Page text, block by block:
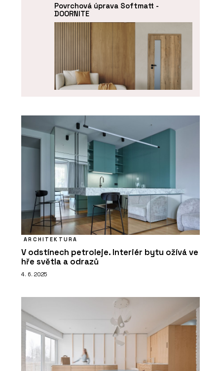
Povrchová úprava Softmatt -
DOORNITE
O FIRMĚ
DOORNITE
PRODUKTY
ARCHITEKTURA
V odstínech petroleje. Interiér bytu ožívá ve
hře světla a odrazů
4. 6. 2025